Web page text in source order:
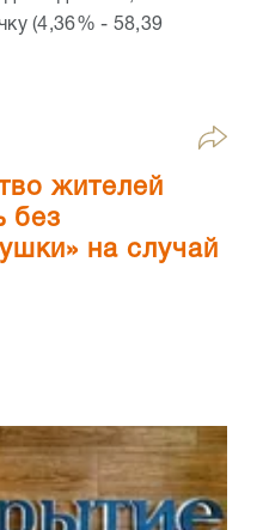
(4,36% - 58,39
жителей
без
на случай